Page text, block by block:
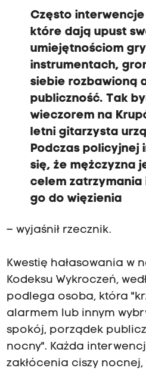
Często
które dają upust
umiejętnościom
instrumentach,
siebie rozbawioną
publiczność. Tak
wieczorem na
letni gitarzysta
Podczas policyjnej
się, że mężczyzna
celem
go do więzienia
– wyjaśnił rzecznik.
Kwestię hałasowania w
Kodeksu Wykroczeń,
podlega osoba, która
alarmem lub innym
spokój, porządek
nocny". Każda
zakłócenia ciszy